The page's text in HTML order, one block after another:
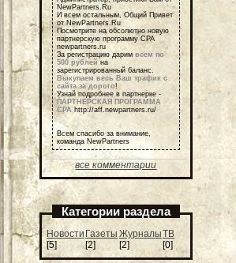
NewPartners.Ru
И всем остальным, Общий Привет
от NewPartners.Ru
Посмотрите на обсолютно новую
партнерскую программу СРА
newpartners.ru
За регистрацию дарим всем по
500 рублей на
зарегистрированный баланс.
Выкупаем весь Ваш трафик с
сайта за дорого!
Узнай подробнее в партнерке -
ПАРТНЕРСКАЯ ПРОГРАММА
СРАhttp://aff.newpartners.ru/
Всем спасибо за внимание,
команда NewPartners
все комментарии
Категории раздела
Новости
[5]
Газеты
[2]
Журналы
[2]
ТВ
[0]